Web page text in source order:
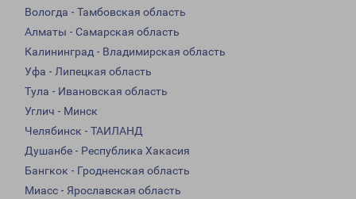
Вологда - Тамбовская область
Алматы - Самарская область
Калининград - Владимирская область
Уфа - Липецкая область
Тула - Ивановская область
Углич - Минск
Челябинск - ТАИЛАНД
Душанбе - Республика Хакасия
Бангкок - Гродненская область
Миасс - Ярославская область